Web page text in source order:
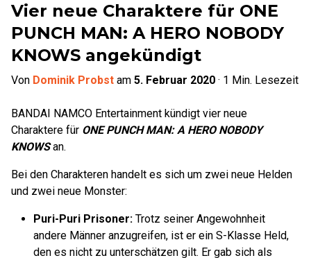
Vier neue Charaktere für ONE
PUNCH MAN: A HERO NOBODY
KNOWS angekündigt
Von Dominik Probst am 5. Februar 2020 · 1 Min. Lesezeit
BANDAI NAMCO Entertainment kündigt vier neue
Charaktere für ONE PUNCH MAN: A HERO NOBODY
KNOWSan.
Bei den Charakteren handelt es sich um zwei neue Helden
und zwei neue Monster:
Puri-Puri Prisoner: Trotz seiner Angewohnheit
andere Männer anzugreifen, ist er ein S-Klasse Held,
den es nicht zu unterschätzen gilt. Er gab sich als